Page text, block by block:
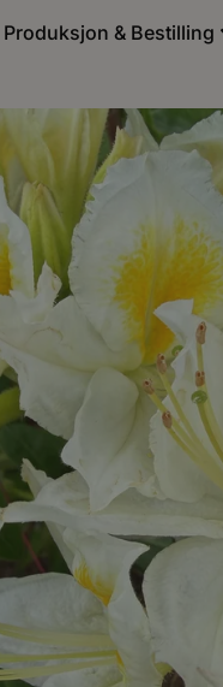
Produksjon & Bestilling